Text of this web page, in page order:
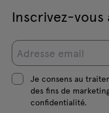
Inscrivez-
Je consens au
des fins de
confidentialité.